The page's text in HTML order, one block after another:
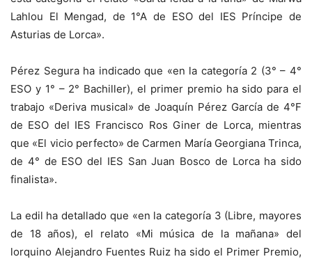
Lahlou El Mengad, de 1°A de ESO del IES Príncipe de
Asturias de Lorca».
Pérez Segura ha indicado que «en la categoría 2 (3° – 4°
ESO y 1° – 2° Bachiller), el primer premio ha sido para el
trabajo «Deriva musical» de Joaquín Pérez García de 4°F
de ESO del IES Francisco Ros Giner de Lorca, mientras
que «El vicio perfecto» de Carmen María Georgiana Trinca,
de 4° de ESO del IES San Juan Bosco de Lorca ha sido
finalista».
La edil ha detallado que «en la categoría 3 (Libre, mayores
de 18 años), el relato «Mi música de la mañana» del
lorquino Alejandro Fuentes Ruiz ha sido el Primer Premio,